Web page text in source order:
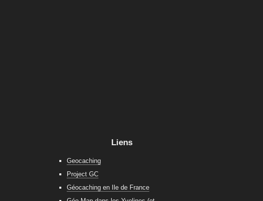
Liens
Geocaching
Project GC
Géocaching en Ile de France